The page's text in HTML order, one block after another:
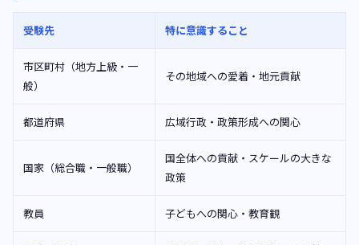
受験先 特に意識すること
市区町村（地方上級・一
般）
その地域への愛着・地元貢献
都道府県 広域行政・政策形成への関心
国家（総合職・一般職）
国全体への貢献・スケールの大きな
政策
教員 子どもへの関心・教育観